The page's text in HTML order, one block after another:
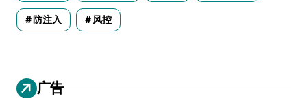
防注入 风控
广告